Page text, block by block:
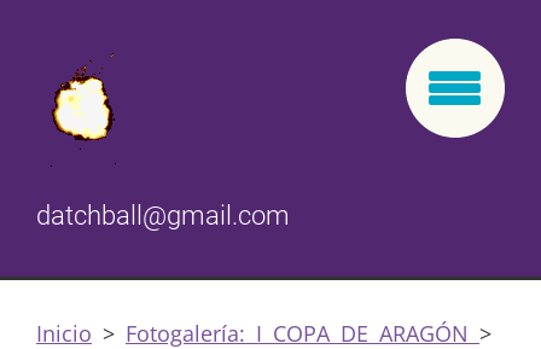
datchball@gmail.com
Inicio > Fotogalería: I COPA DE ARAGÓN >